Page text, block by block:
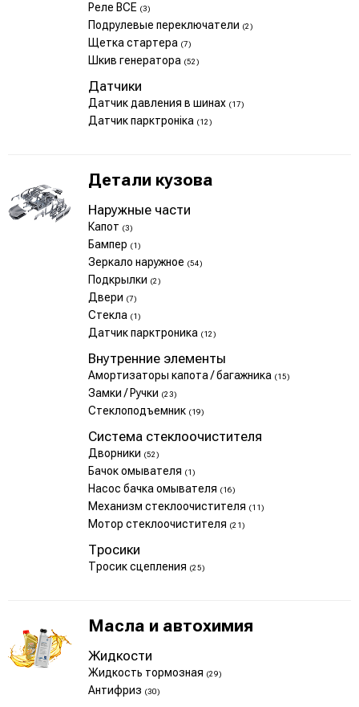
Реле ВСЕ (3)
Подрулевые переключатели (2)
Щетка стартера (7)
Шкив генератора (52)
Датчики
Датчик давления в шинах (17)
Датчик парктроніка (12)
Детали кузова
Наружные части
Капот (3)
Бампер (1)
Зеркало наружное (54)
Подкрылки (2)
Двери (7)
Стекла (1)
Датчик парктроника (12)
Внутренние элементы
Амортизаторы капота / багажника (15)
Замки / Ручки (23)
Стеклоподъемник (19)
Система стеклоочистителя
Дворники (52)
Бачок омывателя (1)
Насос бачка омывателя (16)
Механизм стеклоочистителя (11)
Мотор стеклоочистителя (21)
Тросики
Тросик сцепления (25)
Масла и автохимия
Жидкости
Жидкость тормозная (29)
Антифриз (30)